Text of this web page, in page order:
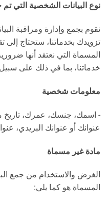
نوع البيانات الشخصية التي تم
نقوم بجمع وإدارة ومراقبة
تزويدك بخدماتنا، ستحتاج إلى
المسماة التي نعتقد أنها
خدماتنا، بما في ذلك على
معلومات شخصية
- اسمك، جنسك، عمرك، تاريخ
عنوانك أو عنوانك البريدي،
مادة غير مسماة
الغرض والاستخدام من جمع
المسماة هو كما يلي: